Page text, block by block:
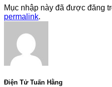
Mục nhập này đã được đăng
permalink.
Điện Tử Tuấn Hằng